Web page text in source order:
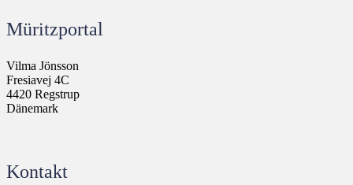
Müritzportal
Vilma Jönsson
Fresiavej 4C
4420 Regstrup
Dänemark
Kontakt